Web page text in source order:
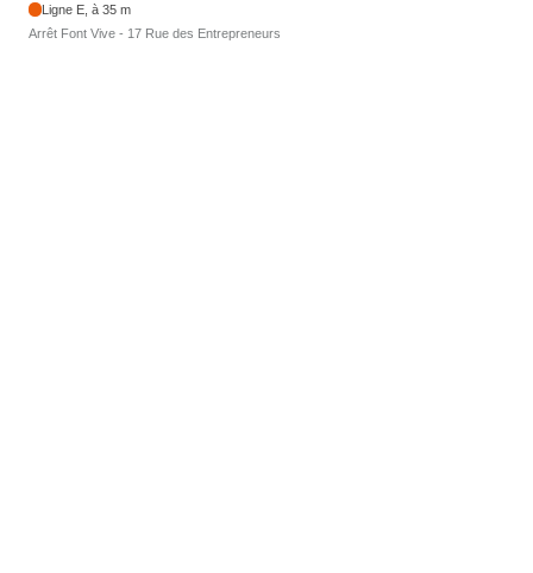
Ligne E, à 35 m
Arrêt Font Vive - 17 Rue des Entrepreneurs